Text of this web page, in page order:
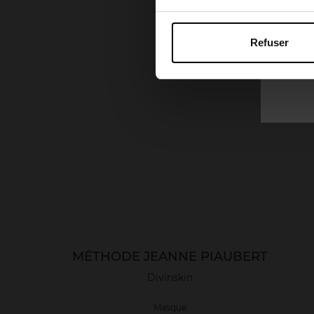
Refuser
MÉTHODE JEANNE PIAUBERT
Divinskin
Masque